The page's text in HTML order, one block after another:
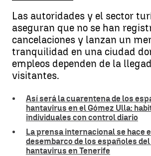
Las autoridades y el sector
aseguran que no se han
cancelaciones y lanzan un
tranquilidad en una ciudad
empleos dependen de la
visitantes.
Así será la cuarentena de los
hantavirus en el Gómez Ulla:
individuales con control diario
La prensa internacional se hace
desembarco de los españoles
hantavirus en Tenerife